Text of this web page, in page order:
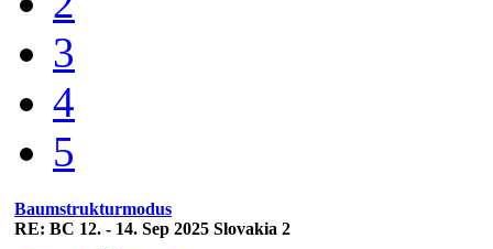
3
4
5
Baumstrukturmodus
RE: BC 12. - 14. Sep 2025 Slovakia 2